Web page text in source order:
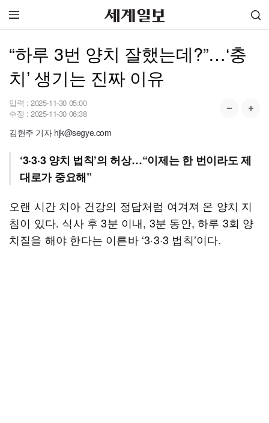
“하루 3번 양치 잘했는데?”…‘충
치’ 생기는 진짜 이유
입력 : 2025-11-30 05:00
수정 : 2025-11-30 06:38
김현주 기자 hjk@segye.com
‘3·3·3 양치 법칙’의 허상…“이제는 한 번이라도 제
대로가 중요해”
오랜 시간 치아 건강의 정답처럼 여겨져 온 양치 지
침이 있다. 식사 후 3분 이내, 3분 동안, 하루 3회 양
치질을 해야 한다는 이른바 ‘3·3·3 법칙’이다.